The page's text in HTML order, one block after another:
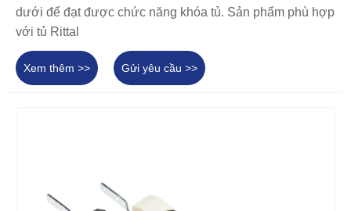
dưới để đạt được chức năng khóa tủ. Sản phẩm phù hợp
với tủ Rittal
Xem thêm >> Gửi yêu cầu >>